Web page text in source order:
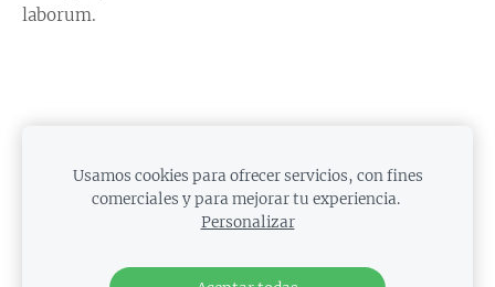
laborum.
¡Done aquí!
COOKIES
Usamos cookies para ofrecer servicios, con fines
comerciales y para mejorar tu experiencia.
Personalizar